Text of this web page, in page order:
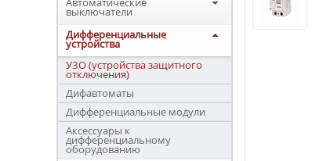
выключатели
Дифференциальные
устройства
УЗО (устройства защитного
отключения)
Дифавтоматы
Дифференциальные модули
Аксессуары к
дифференциальному
оборудованию